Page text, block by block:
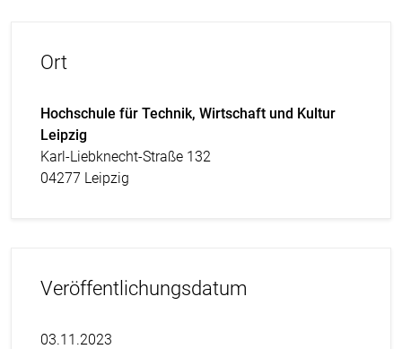
Ort
Hochschule für Technik, Wirtschaft und Kultur
Leipzig
Karl-Liebknecht-Straße 132
04277 Leipzig
Veröffentlichungsdatum
03.11.2023